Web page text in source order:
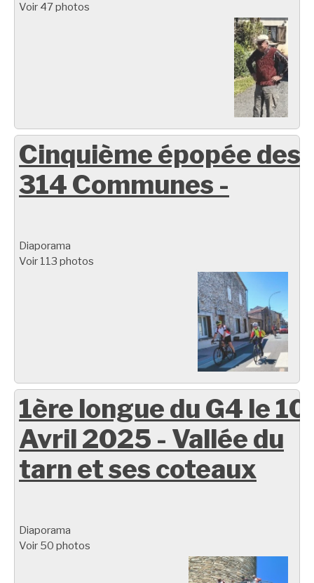
Voir 47 photos
Cinquième épopée des
314 Communes -
Diaporama
Voir 113 photos
1ère longue du G4 le 10
Avril 2025 - Vallée du
tarn et ses coteaux
Diaporama
Voir 50 photos